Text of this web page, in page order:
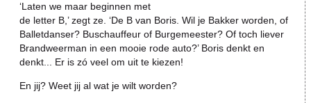
‘Laten we maar beginnen met
de letter B,’ zegt ze. ‘De B van Boris. Wil je Bakker worden, of
Balletdanser? Buschauffeur of Burgemeester? Of toch liever
Brandweerman in een mooie rode auto?’ Boris denkt en
denkt... Er is zó veel om uit te kiezen!
En jij? Weet jij al wat je wilt worden?